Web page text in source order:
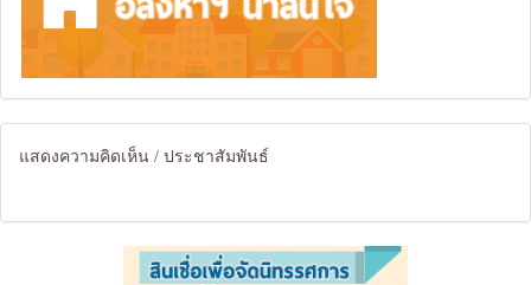
แสดงความคิดเห็น / ประชาสัมพันธ์